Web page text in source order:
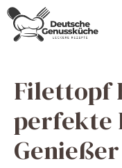
Skip
content
Filettopf
perfekte
Genießer